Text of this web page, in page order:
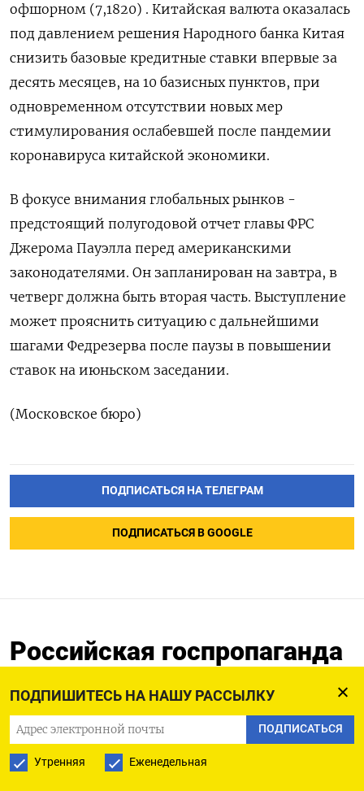
ПОДПИШИТЕСЬ НА НАШУ РАССЫЛКУ
ПОДПИСАТЬСЯ
Утренняя Еженедельная
офшорном (7,1820) . Китайская валюта оказалась
под давлением решения Народного банка Китая
снизить базовые кредитные ставки впервые за
десять месяцев, на 10 базисных пунктов, при
одновременном отсутствии новых мер
стимулирования ослабевшей после пандемии
коронавируса китайской экономики.
В фокусе внимания глобальных рынков -
предстоящий полугодовой отчет главы ФРС
Джерома Пауэлла перед американскими
законодателями. Он запланирован на завтра, в
четверг должна быть вторая часть. Выступление
может прояснить ситуацию с дальнейшими
шагами Федрезерва после паузы в повышении
ставок на июньском заседании.
(Московское бюро)
ПОДПИСАТЬСЯ НА ТЕЛЕГРАМ
ПОДПИСАТЬСЯ В GOOGLE
Российская госпропаганда
оказалась зависима от
иностранных спутников
20.06.2023